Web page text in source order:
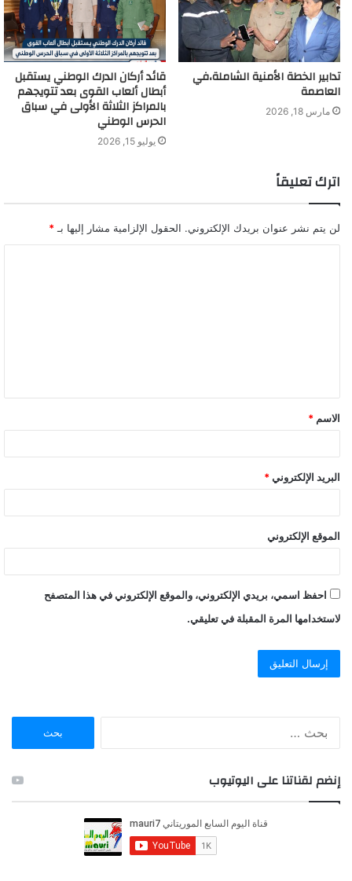
تدابير الخطة الأمنية الشاملة،في
العاصمة
مارس 18, 2026
قائد أركان الدرك الوطني يستقبل
أبطال ألعاب القوى بعد تتويجهم
بالمراكز الثلاثة الأولى في سباق
الحرس الوطني
يوليو 15, 2026
اترك تعليقاً
لن يتم نشر عنوان بريدك الإلكتروني. الحقول الإلزامية مشار إليها بـ *
ق
*
الاسم *
البريد الإلكتروني *
الموقع الإلكتروني
احفظ اسمي، بريدي الإلكتروني، والموقع الإلكتروني في هذا المتصفح
لاستخدامها المرة المقبلة في تعليقي.
ن
:
إنضم لقناتنا على اليوتيوب